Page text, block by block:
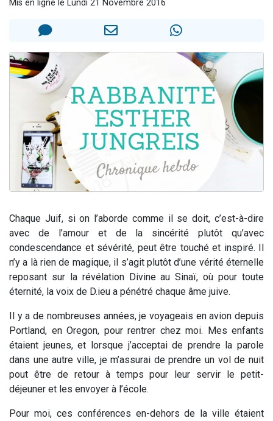
12 nouvelles musiques dans Torah-Box Music
2 personnes viennent de nous rejoindre sur WhatsApp
Mis en ligne le Lundi 21 Novembre 2016
Chaque Juif, si on l’aborde comme il se doit, c’est-à-dire
avec de l’amour et de la sincérité plutôt qu’avec
condescendance et sévérité, peut être touché et inspiré. Il
n’y a là rien de magique, il s’agit plutôt d’une vérité éternelle
reposant sur la révélation Divine au Sinaï, où pour toute
éternité, la voix de D.ieu a pénétré chaque âme juive.
Il y a de nombreuses années, je voyageais en avion depuis
Portland, en Oregon, pour rentrer chez moi. Mes enfants
étaient jeunes, et lorsque j’acceptai de prendre la parole
dans une autre ville, je m’assurai de prendre un vol de nuit
pout être de retour à temps pour leur servir le petit-
déjeuner et les envoyer à l’école.
Pour moi, ces conférences en-dehors de la ville étaient